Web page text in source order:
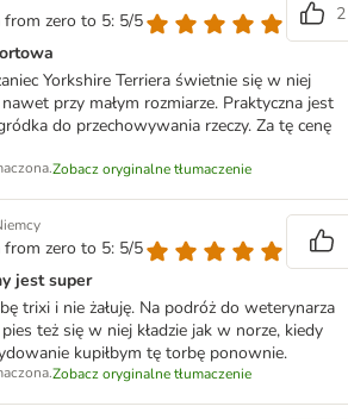
from zero to 5: 5/5
2
Yorkshire Terriera świetnie się w niej
przy małym rozmiarze. Praktyczna jest
do przechowywania rzeczy. Za tę cenę
Zobacz oryginalne tłumaczenie
from zero to 5: 5/5
jest super
trixi i nie żałuję. Na podróż do weterynarza
też się w niej kładzie jak w norze, kiedy
kupiłbym tę torbę ponownie.
Zobacz oryginalne tłumaczenie